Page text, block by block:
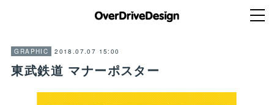
GRAPHIC 2018.07.07 15:00
東武鉄道 マナーポスター